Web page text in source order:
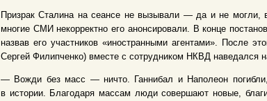
Призрак Сталина на сеансе не вызывали — да и не могли,
многие СМИ некорректно его анонсировали. В конце
назвав его участников «иностранными агентами». После
Сергей Филипченко) вместе с сотрудником НКВД наведался
— Вожди без масс — ничто. Ганнибал и Наполеон
в истории. Благодаря массам люди совершают новые,